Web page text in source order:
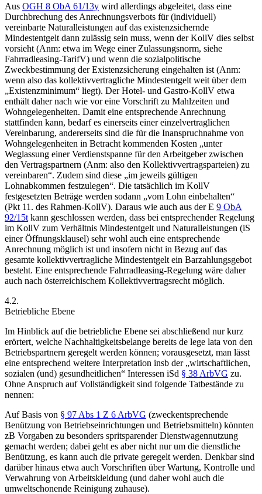
Aus OGH 8 ObA 61/13y wird allerdings abgeleitet, dass eine
Durchbrechung des Anrechnungsverbots für (individuell)
vereinbarte Naturalleistungen auf das existenzsichernde
Mindestentgelt dann zulässig sein muss, wenn der KollV dies selbst
vorsieht (Anm: etwa im Wege einer Zulassungsnorm, siehe
Fahrradleasing-TarifV) und wenn die sozialpolitische
Zweckbestimmung der Existenzsicherung eingehalten ist (Anm:
wenn also das kollektivvertragliche Mindestentgelt weit über dem
„Existenzminimum“ liegt). Der Hotel- und Gastro-KollV etwa
enthält daher nach wie vor eine Vorschrift zu Mahlzeiten und
Wohngelegenheiten. Damit eine entsprechende Anrechnung
stattfinden kann, bedarf es einerseits einer einzelvertraglichen
Vereinbarung, andererseits sind die für die Inanspruchnahme von
Wohngelegenheiten in Betracht kommenden Kosten „unter
Weglassung einer Verdienstspanne für den Arbeitgeber zwischen
den Vertragspartnern (Anm: also den Kollektivvertragsparteien) zu
vereinbaren“. Zudem sind diese „im jeweils gültigen
Lohnabkommen festzulegen“. Die tatsächlich im KollV
festgesetzten Beträge werden sodann „vom Lohn einbehalten“
(Pkt 11. des Rahmen-KollV). Daraus wie auch aus der E 9 ObA
92/15t kann geschlossen werden, dass bei entsprechender Regelung
im KollV zum Verhältnis Mindestentgelt und Naturalleistungen (iS
einer Öffnungsklausel) sehr wohl auch eine entsprechende
Anrechnung möglich ist und insofern nicht in Bezug auf das
gesamte kollektivvertragliche Mindestentgelt ein Barzahlungsgebot
besteht. Eine entsprechende Fahrradleasing-Regelung wäre daher
auch nach österreichischem Kollektivvertragsrecht möglich.
4.2.
Betriebliche Ebene
Im Hinblick auf die betriebliche Ebene sei abschließend nur kurz
erörtert, welche Nachhaltigkeitsbelange bereits de lege lata von den
Betriebspartnern geregelt werden können; vorausgesetzt, man lässt
eine entsprechend weitere Interpretation insb der „wirtschaftlichen,
sozialen (und) gesundheitlichen“ Interessen iSd § 38 ArbVG zu.
Ohne Anspruch auf Vollständigkeit sind folgende Tatbestände zu
nennen:
Auf Basis von § 97 Abs 1 Z 6 ArbVG (zweckentsprechende
Benützung von Betriebseinrichtungen und Betriebsmitteln) könnten
zB Vorgaben zu besonders spritsparender Dienstwagennutzung
gemacht werden; dabei geht es aber nicht nur um die dienstliche
Benützung, es kann auch die private geregelt werden. Denkbar sind
darüber hinaus etwa auch Vorschriften über Wartung, Kontrolle und
Verwahrung von Arbeitskleidung (und daher wohl auch die
umweltschonende Reinigung zuhause).